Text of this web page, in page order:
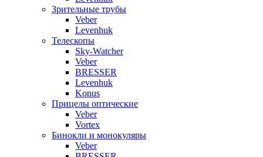
Зрительные трубы
Veber
Levenhuk
Телескопы
Sky-Watcher
Veber
BRESSER
Levenhuk
Konus
Прицелы оптические
Veber
Vortex
Бинокли и монокуляры
Veber